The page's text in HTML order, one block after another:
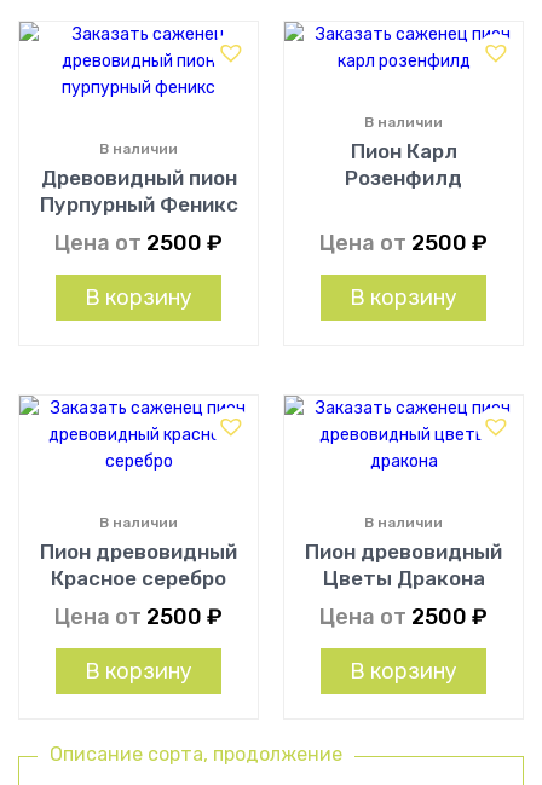
Описание сорта, продолжение
Древовидный пион
Пурпурный Феникс
В наличии
Цена от 2500 ₽
В корзину
Пион Карл
Розенфилд
В наличии
Цена от 2500 ₽
В корзину
Пион древовидный
Красное серебро
В наличии
Цена от 2500 ₽
В корзину
Пион древовидный
Цветы Дракона
В наличии
Цена от 2500 ₽
В корзину